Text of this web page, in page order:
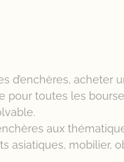
d’enchères, acheter
pour toutes les
aux
asiatiques, mobilier,